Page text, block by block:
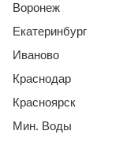
Воронеж
Екатеринбург
Иваново
Краснодар
Красноярск
Мин. Воды